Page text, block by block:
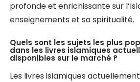
profonde et enrichissante sur
enseignements et sa spiritualité.
Quels sont les sujets les plus
dans les livres islamiques
disponibles sur le marché ?
Les livres islamiques